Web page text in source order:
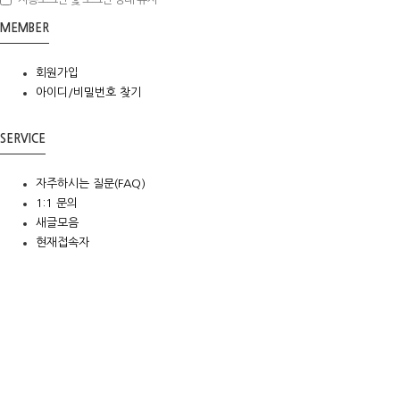
MEMBER
회원가입
아이디/비밀번호 찾기
SERVICE
자주하시는 질문(FAQ)
1:1 문의
새글모음
현재접속자